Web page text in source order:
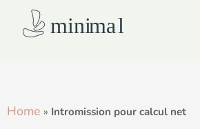
Home » Intromission pour calcul net